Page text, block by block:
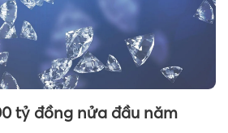
tỷ đồng nửa đầu năm